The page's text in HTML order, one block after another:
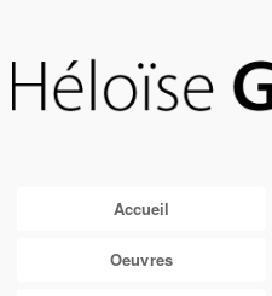
Accueil
Oeuvres